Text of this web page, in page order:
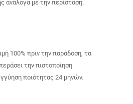
ανάλογα με την περίσταση.
100% πριν την παράδοση, τα
την πιστοποίηση
ποιότητας 24 μηνών.